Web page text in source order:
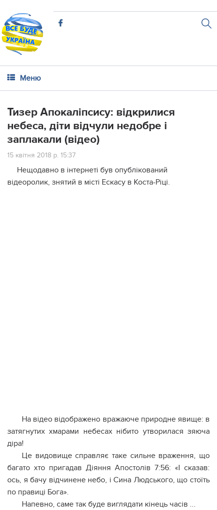
Меню
Тизер Апокаліпсису: відкрилися
небеса, діти відчули недобре і
заплакали (відео)
15 квітня 2018 р. 15:37
Нещодавно в інтернеті був опублікований
відеоролик, знятий в місті Ескасу в Коста-Ріці.
На відео відображено вражаюче природне явище: в
затягнутих хмарами небесах нібито утворилася зяюча
діра!
Це видовище справляє таке сильне враження, що
багато хто пригадав Діяння Апостолів 7:56: «І сказав:
ось, я бачу відчинене небо, і Сина Людського, що стоїть
по правиці Бога».
Напевно, саме так буде виглядати кінець часів ...